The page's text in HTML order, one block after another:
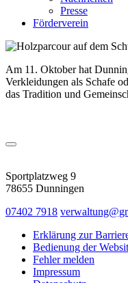
Presse
Förderverein
Am 11. Oktober hat
Verkleidungen als Schafe
das Tradition und
Sportplatzweg 9
78655 Dunningen
07402 7918
Erklärung zur
Bedienung der
Fehler melden
Impressum